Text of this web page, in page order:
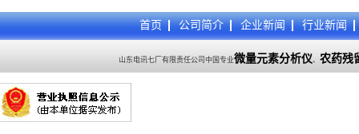
首页 公司简介 企业新闻 行业新闻
山东电讯七厂有限责任公司中国专业微量元素分析仪、 农药残